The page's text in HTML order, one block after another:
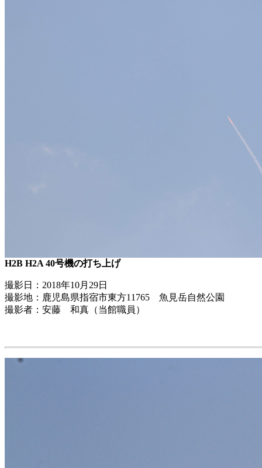
H2B H2A 40号機の打ち上げ
撮影日：2018年10月29日
撮影地：鹿児島県指宿市東方11765 魚見岳自然公園
撮影者：安藤 和真（当館職員）